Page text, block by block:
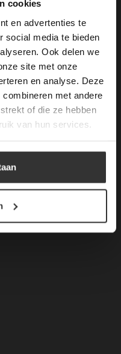
cookies
en advertenties te
social media te bieden
Ook delen we
site met onze
en analyse. Deze
met andere
of die ze hebben
van hun services.
the website
om de
Door
website geeft u
cookies in
cookiebeleid.Lees